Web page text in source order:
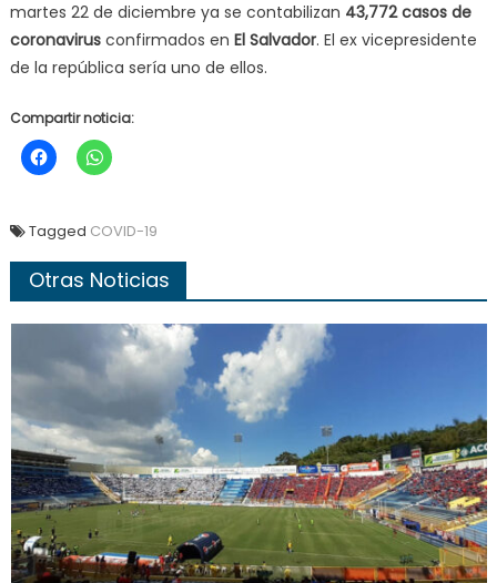
martes 22 de diciembre ya se contabilizan 43,772 casos de
coronavirus confirmados en El Salvador. El ex vicepresidente
de la república sería uno de ellos.
Compartir noticia:
Tagged COVID-19
Otras Noticias